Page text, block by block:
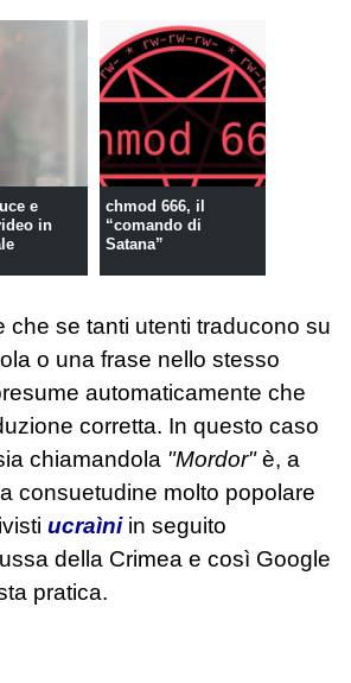
e
in
chmod 666, il
“comando di
Satana”
che se tanti utenti traducono su
o una frase nello stesso
automaticamente che
corretta. In questo caso
chiamandola "Mordor"è, a
consuetudine molto popolare
ucraìniin seguito
della Crimea e così Google
pratica.